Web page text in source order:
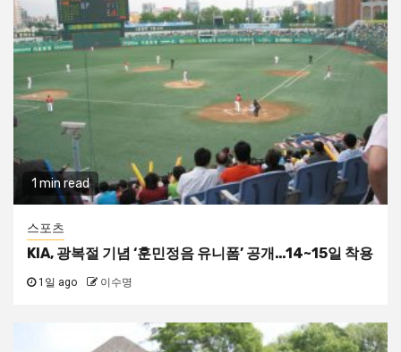
1 min read
스포츠
KIA, 광복절 기념 ‘훈민정음 유니폼’ 공개…14~15일 착용
1일 ago 이수명